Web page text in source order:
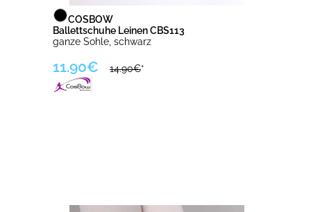
COSBOW
Ballettschuhe Leinen CBS113
ganze Sohle, schwarz
11.90€ 14.90€*